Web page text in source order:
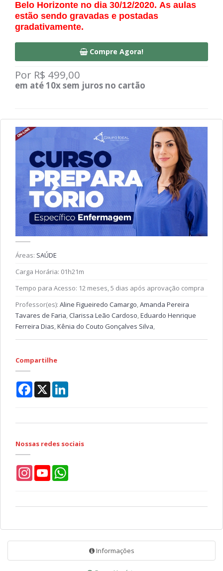
Belo Horizonte no dia 30/12/2020. As aulas
estão sendo gravadas e postadas
gradativamente.
Compre Agora!
Por R$ 499,00
em até 10x sem juros no cartão
Áreas: SAÚDE
Carga Horária: 01h21m
Tempo para Acesso: 12 meses, 5 dias após aprovação compra
Professor(es): Aline Figueiredo Camargo,Amanda Pereira
Tavares de Faria,Clarissa Leão Cardoso,Eduardo Henrique
Ferreira Dias,Kênia do Couto Gonçalves Silva,
Compartilhe
Facebook
X
Nossas redes sociais
InstagramYouTube
Informações